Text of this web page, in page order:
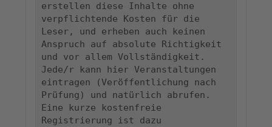
erstellen diese Inhalte ohne
verpflichtende Kosten für die
Leser, und erheben auch keinen
Anspruch auf absolute Richtigkeit
und vor allem Vollständigkeit.
Jede/r kann hier Veranstaltungen
eintragen (Veröffentlichung nach
Prüfung) und natürlich abrufen.
Eine kurze kostenfreie
Registrierung ist dazu